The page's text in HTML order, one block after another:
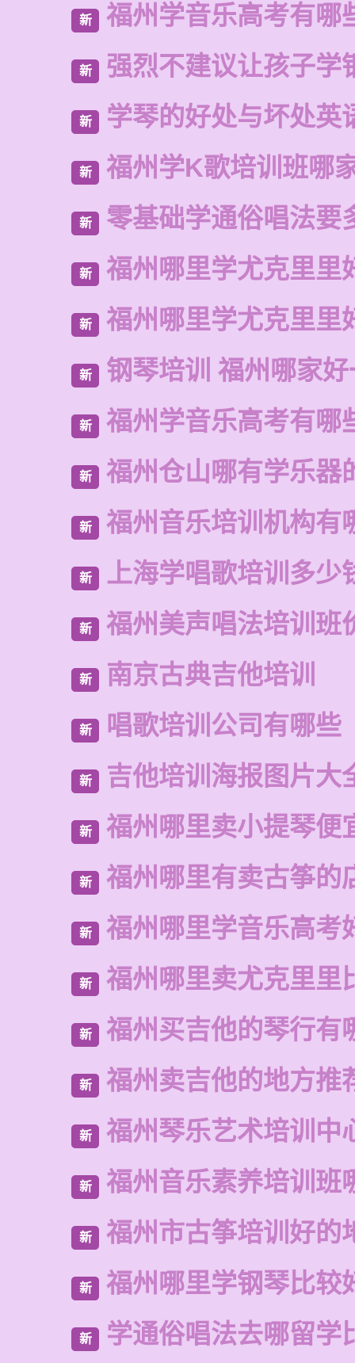
新 福州学音乐高考有哪
新 强烈不建议让孩子学
新 学琴的好处与坏处英
新 福州学K歌培训班哪
新 零基础学通俗唱法要
新 福州哪里学尤克里里
新 福州哪里学尤克里里
新 钢琴培训 福州哪家
新 福州学音乐高考有哪
新 福州仓山哪有学乐器
新 福州音乐培训机构有
新 上海学唱歌培训多少
新 福州美声唱法培训班
新 南京古典吉他培训
新 唱歌培训公司有哪些
新 吉他培训海报图片大
新 福州哪里卖小提琴便
新 福州哪里有卖古筝的
新 福州哪里学音乐高考
新 福州哪里卖尤克里里
新 福州买吉他的琴行有
新 福州卖吉他的地方推
新 福州琴乐艺术培训中
新 福州音乐素养培训班
新 福州市古筝培训好的
新 福州哪里学钢琴比较
新 学通俗唱法去哪留学